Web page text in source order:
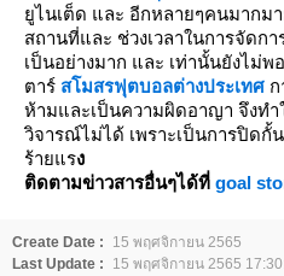
ยูไนเต็ด และ อีกหลายๆคนมากม
สถานที่และ ช่วงเวลาในการจัดก
เป็นอย่างมาก และ เท่านั้นยังไม่
ตาร์ สโมสรฟุตบอลต่างประเทศ
ห้ามและเป็นความผิดอาญา จึงท
วิจารณ์ไม่ได้ เพราะเป็นการปิดกั้
ร้ายแรง
ติดตามข่าวสารอื่นๆได้ที่ goal
Create Date :
15 พฤศจิกายน 2565
Last Update :
15 พฤศจิกายน 2565